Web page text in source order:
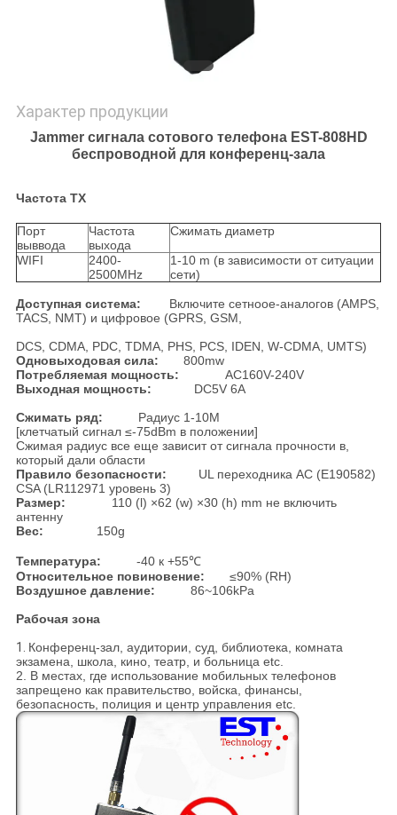
Характер продукции
Jammer сигнала сотового телефона EST-808HD
беспроводной для конференц-зала
Частота TX
Порт
выввода
Частота
выхода
Сжимать диаметр
WIFI
2400-
2500MHz
1-10 m (в зависимости от ситуации
сети)
Доступная система:
Включите сетноое-аналогов (AMPS,
TACS, NMT) и цифровое (GPRS, GSM,
DCS, CDMA, PDC, TDMA, PHS, PCS, IDEN, W-CDMA, UMTS)
Одновыходовая сила: 800mw
Потребляемая мощность: AC160V-240V
Выходная мощность: DC5V 6A
Сжимать ряд: Радиус 1-10M
[клетчатый сигнал ≤-75dBm в положении]
Сжимая радиус все еще зависит от сигнала прочности в,
который дали области
Правило безопасности:
UL переходника AC (E190582)
CSA (LR112971 уровень 3)
Размер: 110 (l) ×62 (w) ×30 (h) mm не включить
антенну
Вес:
150g
Температура: -40 к +55℃
Относительное повиновение:
≤90% (RH)
Воздушное давление:
86~106kPa
Рабочая зона
1. Конференц-зал, аудитории, суд, библиотека, комната
экзамена, школа, кино, театр, и больница etc.
2. В местах, где использование мобильных телефонов
запрещено как правительство, войска, финансы,
безопасность, полиция и центр управления etc.